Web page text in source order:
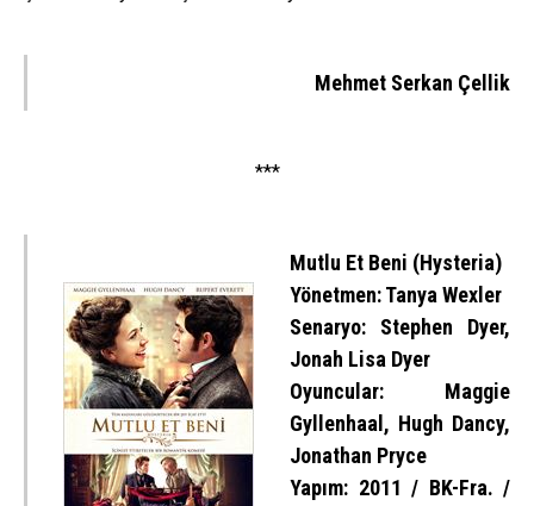
Mehmet Serkan Çellik
***
Mutlu Et Beni (Hysteria)
Yönetmen: Tanya Wexler
Senaryo: Stephen Dyer,
Jonah Lisa Dyer
Oyuncular: Maggie
Gyllenhaal, Hugh Dancy,
Jonathan Pryce
Yapım: 2011 / BK-Fra. /